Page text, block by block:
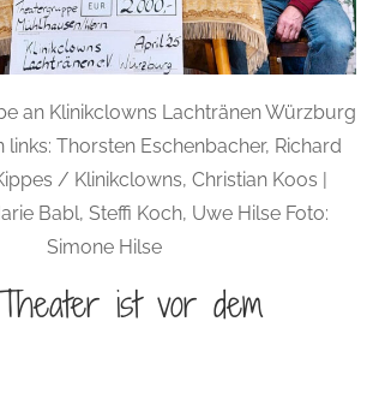
an Klinikclowns Lachtränen Würzburg
links: Thorsten Eschenbacher, Richard
/ Klinikclowns, Christian Koos |
Babl, Steffi Koch, Uwe Hilse Foto:
Simone Hilse
ist vor dem